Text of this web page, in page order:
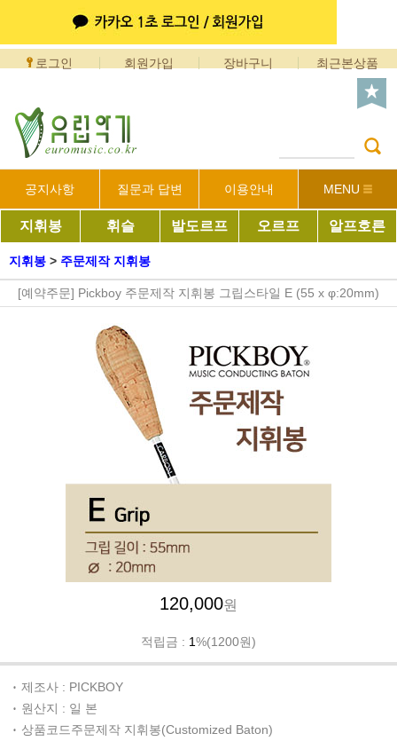
로그인 회원가입 장바구니 최근본상품
공지사항 질문과 답변 이용안내 MENU
지휘봉 휘슬 발도르프 오르프 알프호른
지휘봉 > 주문제작 지휘봉
[예약주문] Pickboy 주문제작 지휘봉 그립스타일 E (55 x φ:20mm)
120,000원
적립금 : 1%(1200원)
제조사 : PICKBOY
원산지 : 일 본
상품코드주문제작 지휘봉(Customized Baton)